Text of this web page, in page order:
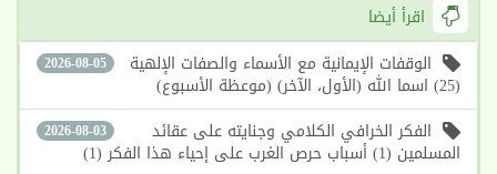
اقرأ أيضا
2026-08-05 الوقفات الإيمانية مع الأسماء والصفات الإلهية
(25) اسما الله (الأول، الآخر) (موعظة الأسبوع)
2026-08-03 الفكر الخرافي الكلامي وجنايته على عقائد
المسلمين (1) أسباب حرص الغرب على إحياء هذا الفكر (1)